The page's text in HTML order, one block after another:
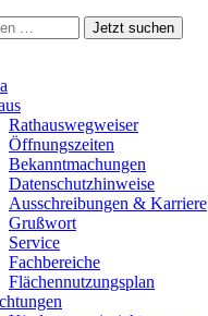
Rathauswegweiser
Öffnungszeiten
Bekanntmachungen
Datenschutzhinweise
Ausschreibungen & Karriere
Grußwort
Service
Fachbereiche
Flächennutzungsplan